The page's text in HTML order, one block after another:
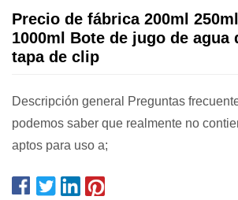
Precio de fábrica 200ml
1000ml Bote de jugo de agua
tapa de clip
Descripción general Preguntas
podemos saber que realmente no
aptos para uso a;